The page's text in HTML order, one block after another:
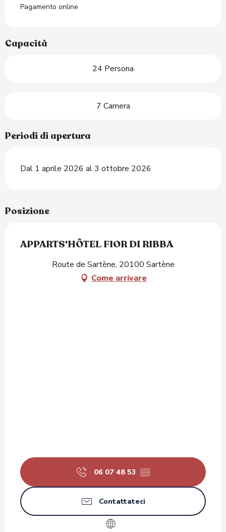
Pagamento online
Capacità
24 Persona
7 Camera
Periodi di apertura
Dal 1 aprile 2026 al 3 ottobre 2026
Posizione
APPARTS'HÔTEL FIOR DI RIBBA
Route de Sartène, 20100 Sartène
Come arrivare
06 07 48 53 ▒▒
Contattateci